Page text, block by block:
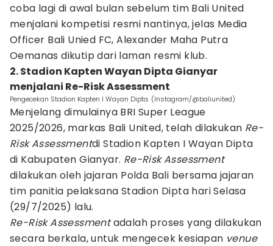
coba lagi di awal bulan sebelum tim Bali United
menjalani kompetisi resmi nantinya, jelas Media
Officer Bali Unied FC, Alexander Maha Putra
Oemanas dikutip dari laman resmi klub.
2. Stadion Kapten Wayan Dipta Gianyar
menjalani Re-Risk Assessment
Pengecekan Stadion Kapten I Wayan Dipta. (Instagram/@baliunited)
Menjelang dimulainya BRI Super League
2025/2026, markas Bali United, telah dilakukan Re-
Risk Assessmentdi Stadion Kapten I Wayan Dipta
di Kabupaten Gianyar. Re-Risk Assessment
dilakukan oleh jajaran Polda Bali bersama jajaran
tim panitia pelaksana Stadion Dipta hari Selasa
(29/7/2025) lalu.
Re-Risk Assessmentadalah proses yang dilakukan
secara berkala, untuk mengecek kesiapan venue